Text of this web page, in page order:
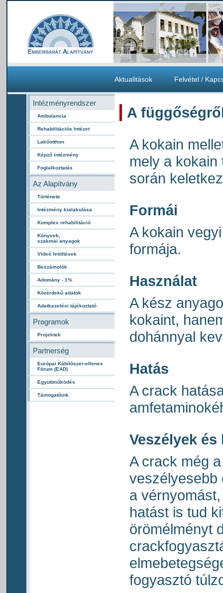
Aktualitások Felvétel /
Intézményrendszer
Ambulancia
Rehabilitációs Intézet
Lakóotthon
Képző intézmény
Foglalkoztatás
Az Alapítvány
Története
Intézmény kialakulása
Komplex rehabilitáció
Könyvek,
szakmai anyagok
Videó letöltések
Beszámolók
Adomány - 1%
Közérdekű adatok
Adatkezelési tájékoztató
Programok
Projektek
Partnerség
Európai Kábítószer-ellenes
Fórum (EAD)
Együttműködés
Támogatóink
A
A kokain
mely a kokain
során
Formái
A kokain
formája.
Használat
A kész
kokaint,
dohánnyal
Hatás
A crack
Veszélyek
A crack még
veszélyesebb
a
hatást is tud
örömélményt
fogyasztó